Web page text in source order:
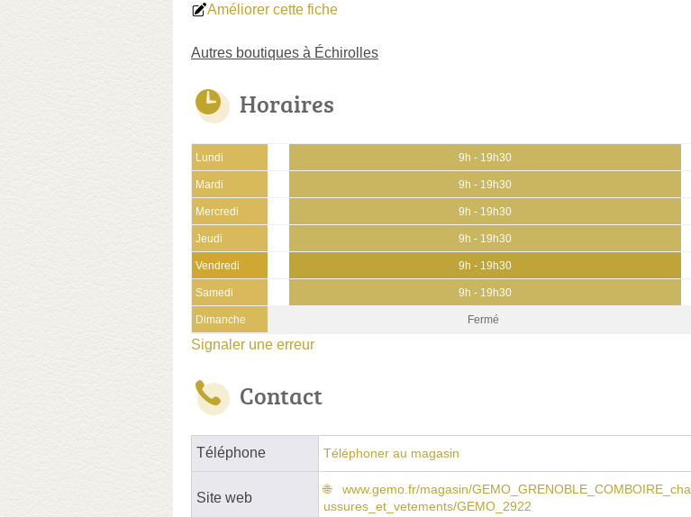
Améliorer cette fiche
Autres boutiques à Échirolles
Horaires
Lundi 9h - 19h30
Mardi 9h - 19h30
Mercredi 9h - 19h30
Jeudi 9h - 19h30
Vendredi 9h - 19h30
Samedi 9h - 19h30
Dimanche Fermé
Signaler une erreur
Contact
Téléphone Téléphoner au magasin
Site web
www.gemo.fr/magasin/GEMO_GRENOBLE_COMBOIRE_cha
ussures_et_vetements/GEMO_2922